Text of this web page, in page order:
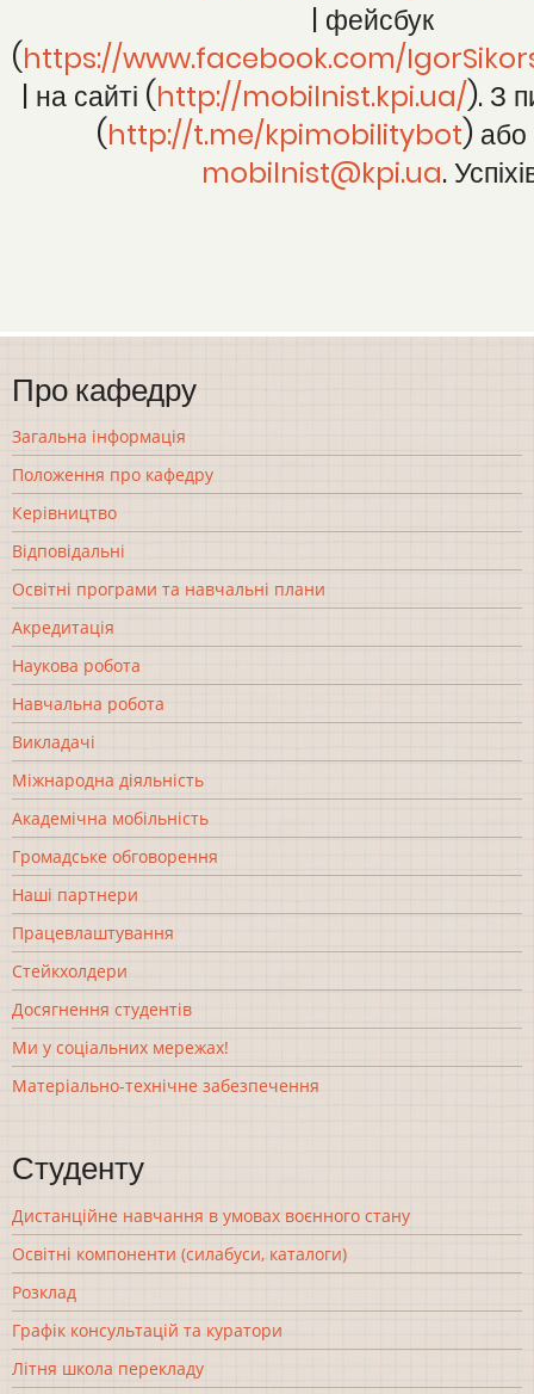
| фейсбук
(https://www.facebook.com/
| на сайті (http://mobilnist.kpi.ua/). З
(http://t.me/kpimobilitybot)
mobilnist@kpi.ua.
Про кафедру
Загальна інформація
Положення про кафедру
Керівництво
Відповідальні
Освітні програми та навчальні плани
Акредитація
Наукова робота
Навчальна робота
Викладачі
Міжнародна діяльність
Академічна мобільність
Громадське обговорення
Наші партнери
Працевлаштування
Стейкхолдери
Досягнення студентів
Ми у соціальних мережах!
Матеріально-технічне забезпечення
Студенту
Дистанційне навчання в умовах воєнного стану
Освітні компоненти (силабуси, каталоги)
Розклад
Графік консультацій та куратори
Літня школа перекладу